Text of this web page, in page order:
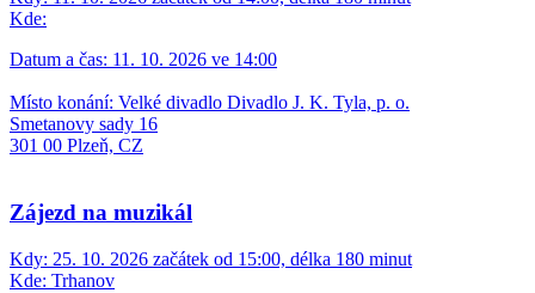
Kde:
Datum a čas: 11. 10. 2026 ve 14:00
Místo konání: Velké divadlo Divadlo J. K. Tyla, p. o.
Smetanovy sady 16
301 00 Plzeň, CZ
Zájezd na muzikál
Kdy: 25. 10. 2026 začátek od 15:00, délka 180 minut
Kde: Trhanov